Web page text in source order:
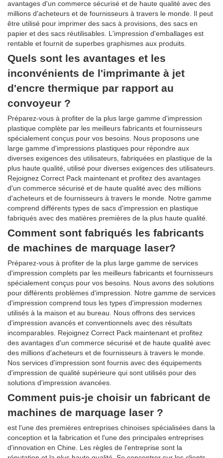
avantages d'un commerce sécurisé et de haute qualité avec des
millions d'acheteurs et de fournisseurs à travers le monde. Il peut
être utilisé pour imprimer des sacs à provisions, des sacs en
papier et des sacs réutilisables. L'impression d'emballages est
rentable et fournit de superbes graphismes aux produits.
Quels sont les avantages et les
inconvénients de l'imprimante à jet
d'encre thermique par rapport au
convoyeur ?
Préparez-vous à profiter de la plus large gamme d'impression
plastique complète par les meilleurs fabricants et fournisseurs
spécialement conçus pour vos besoins. Nous proposons une
large gamme d'impressions plastiques pour répondre aux
diverses exigences des utilisateurs, fabriquées en plastique de la
plus haute qualité, utilisé pour diverses exigences des utilisateurs.
Rejoignez Correct Pack maintenant et profitez des avantages
d'un commerce sécurisé et de haute qualité avec des millions
d'acheteurs et de fournisseurs à travers le monde. Notre gamme
comprend différents types de sacs d'impression en plastique
fabriqués avec des matières premières de la plus haute qualité.
Comment sont fabriqués les fabricants
de machines de marquage laser?
Préparez-vous à profiter de la plus large gamme de services
d'impression complets par les meilleurs fabricants et fournisseurs
spécialement conçus pour vos besoins. Nous avons des solutions
pour différents problèmes d'impression. Notre gamme de services
d'impression comprend tous les types d'impression modernes
utilisés à la maison et au bureau. Nous offrons des services
d'impression avancés et conventionnels avec des résultats
incomparables. Rejoignez Correct Pack maintenant et profitez
des avantages d'un commerce sécurisé et de haute qualité avec
des millions d'acheteurs et de fournisseurs à travers le monde.
Nos services d'impression sont fournis avec des équipements
d'impression de qualité supérieure qui sont utilisés pour des
solutions d'impression avancées.
Comment puis-je choisir un fabricant de
machines de marquage laser ?
est l'une des premières entreprises chinoises spécialisées dans la
conception et la fabrication et l'une des principales entreprises
d'innovation en Chine. Les règles de l'entreprise sont la